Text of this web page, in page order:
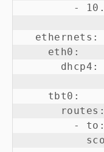
-
  ethernets:
    eth0:
dhcp4:
    tbt0:
      routes:
-